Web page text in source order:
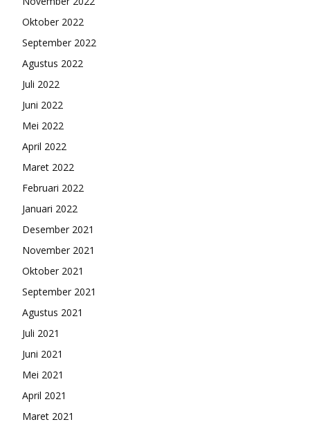
Oktober 2022
September 2022
Agustus 2022
Juli 2022
Juni 2022
Mei 2022
April 2022
Maret 2022
Februari 2022
Januari 2022
Desember 2021
November 2021
Oktober 2021
September 2021
Agustus 2021
Juli 2021
Juni 2021
Mei 2021
April 2021
Maret 2021